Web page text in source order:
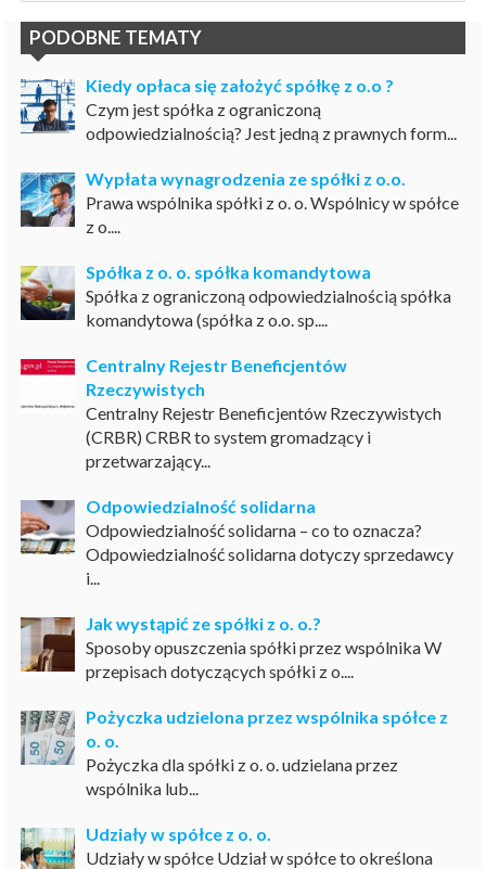
PODOBNE TEMATY
Kiedy opłaca się założyć spółkę z o.o ?
Czym jest spółka z ograniczoną
odpowiedzialnością? Jest jedną z prawnych form...
Wypłata wynagrodzenia ze spółki z o.o.
Prawa wspólnika spółki z o. o. Wspólnicy w spółce
z o....
Spółka z o. o. spółka komandytowa
Spółka z ograniczoną odpowiedzialnością spółka
komandytowa (spółka z o.o. sp....
Centralny Rejestr Beneficjentów
Rzeczywistych
Centralny Rejestr Beneficjentów Rzeczywistych
(CRBR) CRBR to system gromadzący i
przetwarzający...
Odpowiedzialność solidarna
Odpowiedzialność solidarna – co to oznacza?
Odpowiedzialność solidarna dotyczy sprzedawcy
i...
Jak wystąpić ze spółki z o. o.?
Sposoby opuszczenia spółki przez wspólnika W
przepisach dotyczących spółki z o....
Pożyczka udzielona przez wspólnika spółce z
o. o.
Pożyczka dla spółki z o. o. udzielana przez
wspólnika lub...
Udziały w spółce z o. o.
Udziały w spółce Udział w spółce to określona